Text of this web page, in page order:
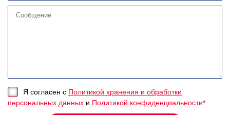
Я согласен с Политикой хранения и обработки
персональных данных и Политикой конфиденциальности*